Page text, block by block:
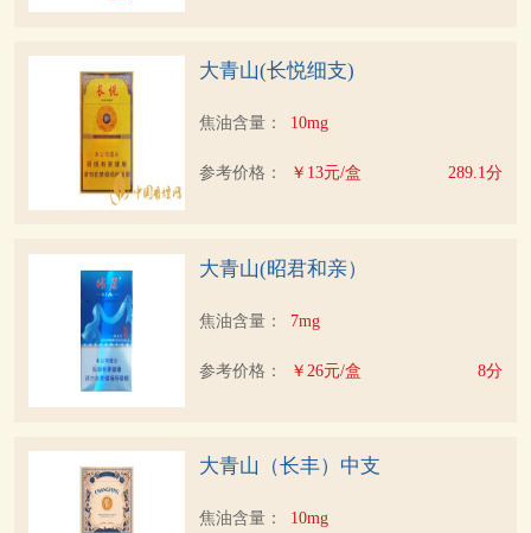
大青山(长悦细支)
焦油含量： 10mg
参考价格： ￥13元/盒 289.1分
大青山(昭君和亲）
焦油含量： 7mg
参考价格： ￥26元/盒 8分
大青山（长丰）中支
焦油含量： 10mg